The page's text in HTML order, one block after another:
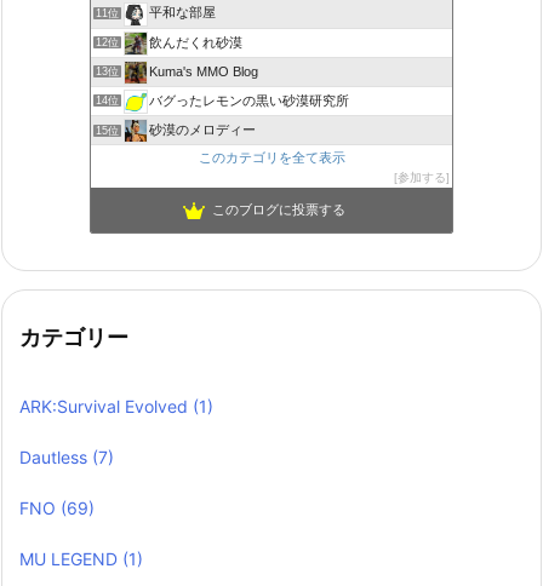
11位 平和な部屋
12位 飲んだくれ砂漠
13位 Kuma's MMO Blog
14位 バグったレモンの黒い砂漠研究所
15位
砂漠のメロディー
このカテゴリを全て表示
参加する
このブログに投票する
カテゴリー
ARK:Survival Evolved (1)
Dautless (7)
FNO (69)
MU LEGEND (1)